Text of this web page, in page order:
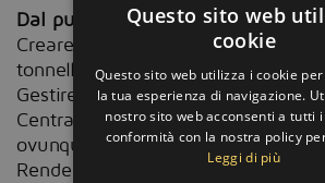
Dal punto di vista dello sviluppo,
Creare interfacce
tonnellate di codice.
Gestire permessi utenti e flussi di
Centralizzare i dati evitando
ovunque.
Rendere i processi più ordinati,
Questo sito web
cookie
Questo sito web utilizza i cookie
la tua esperienza di navigazione.
nostro sito web acconsenti a tutti
conformità con la nostra policy
Leggi di più